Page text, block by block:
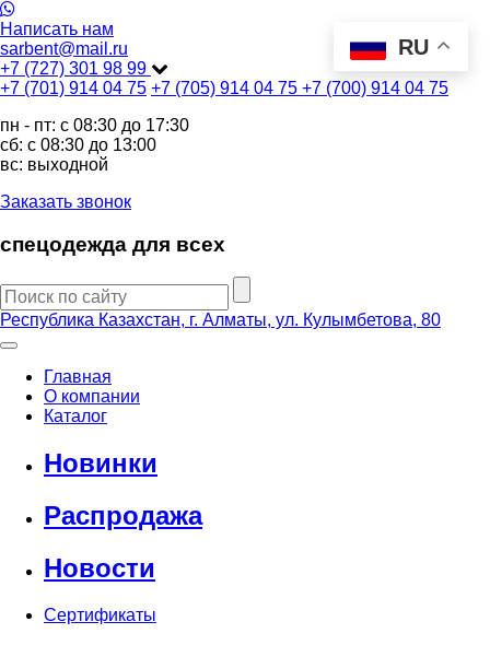
Написать нам
sarbent@mail.ru
+7 (727) 301 98 99
+7 (701) 914 04 75 +7 (705) 914 04 75 +7 (700) 914 04 75
пн - пт: c 08:30 до 17:30
сб: c 08:30 до 13:00
вс: выходной
Заказать звонок
спецодежда для всех
Республика Казахстан, г. Алматы, ул. Кулымбетова, 80
Главная
О компании
Каталог
Новинки
Распродажа
Новости
Сертификаты
RU